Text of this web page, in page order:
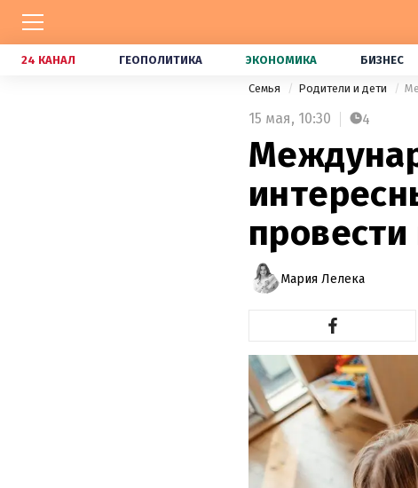
24 КАНАЛ ГЕОПОЛИТИКА ЭКОНОМИКА БИЗНЕС
Семья Родители и дети
15 мая, 10:30 4
Мария Лелека